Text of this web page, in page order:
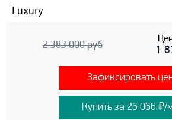
Luxury
2 383 000 руб 1
Зафиксировать
Купить за 26 066 ₽/